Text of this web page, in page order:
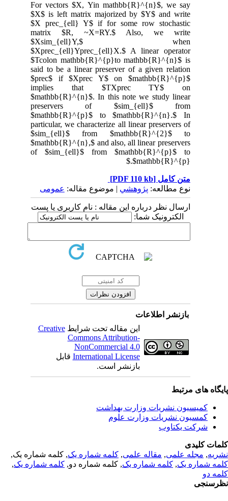
For vectors $X, Yin mathbb{R}^{n}$, we say
$X$ is left matrix majorized by $Y$ and write
$X prec_{ell} Y$ if for some row stochastic
matrix $R, ~X=RY.$ Also, we write
$Xsim_{ell}Y,$ when
$Xprec_{ell}Yprec_{ell}X.$ A linear operator
$Tcolon mathbb{R}^{p}to mathbb{R}^{n}$ is
said to be a linear preserver of a given relation
$prec$ if $Xprec Y$ on $mathbb{R}^{p}$
implies that $TXprec TY$ on
$mathbb{R}^{n}$. In this note we study linear
preservers of $sim_{ell}$ from
$mathbb{R}^{p}$ to $mathbb{R}^{n}.$ In
particular, we characterize all linear preservers of
$sim_{ell}$ from $mathbb{R}^{2}$ to
$mathbb{R}^{n},$ and also, all linear preservers
of $sim_{ell}$ from $mathbb{R}^{p}$ to
$mathbb{R}^{p}.$
متن کامل[PDF 110 kb]
نوع مطالعه:پژوهشي| موضوع مقاله:عمومى
ارسال نظر درباره این مقاله : نام کاربری یا پست
الکترونیک شما:
بازنشر اطلاعات
این مقاله تحت شرایطCreative
Commons Attribution-
NonCommercial 4.0
International Licenseقابل
بازنشر است.
های مرتبط
کمیسیون نشریات وزارت بهداشت
کمسیون نشریات وزارت علوم
شرکت یکتاوب
کلیدی
,مجله علمی, مقاله علمی, کلمه شماره یک, کلمه شماره یک,
شماره یک,کلمه شماره یک, کلمه شماره دو,کلمه شماره یک,
دو